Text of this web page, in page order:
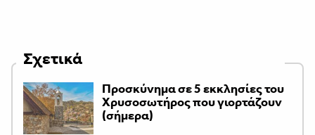
Σχετικά
Προσκύνημα σε 5 εκκλησίες του
Χρυσοσωτήρος που γιορτάζουν
(σήμερα)